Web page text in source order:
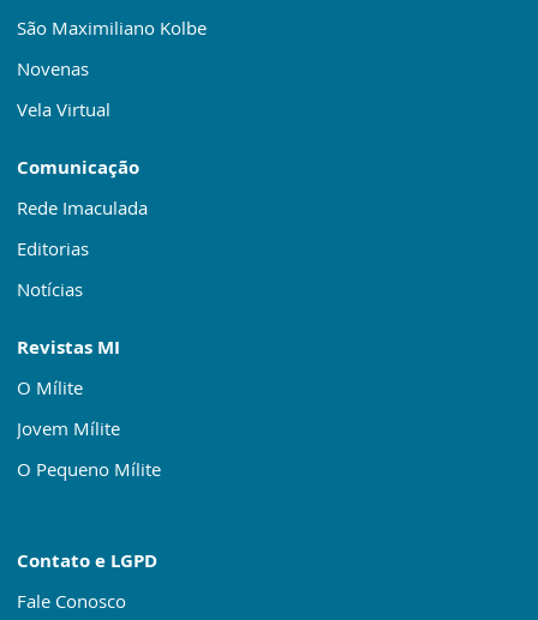
São Maximiliano Kolbe
Novenas
Vela Virtual
Comunicação
Rede Imaculada
Editorias
Notícias
Revistas MI
O Mílite
Jovem Mílite
O Pequeno Mílite
Contato e LGPD
Fale Conosco